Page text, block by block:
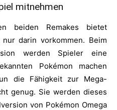
mitnehmen
beiden Remakes bietet
darin vorkommen. Beim
werden Spieler eine
Pokémon machen
die Fähigkeit zur Mega-
genug. Sie werden dieses
von Pokémon Omega